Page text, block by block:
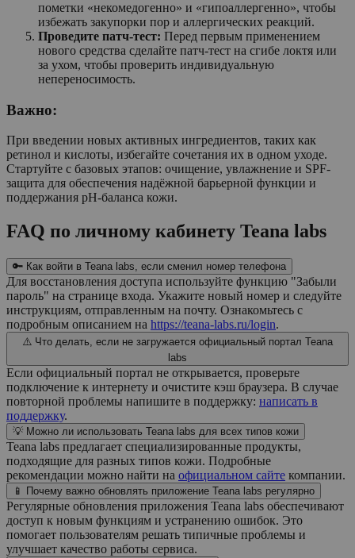
пометки «некомедогенно» и «гипоаллергенно», чтобы
избежать закупорки пор и аллергических реакций.
Проведите патч-тест: Перед первым применением
нового средства сделайте патч-тест на сгибе локтя или
за ухом, чтобы проверить индивидуальную
непереносимость.
Важно:
При введении новых активных ингредиентов, таких как
ретинол и кислоты, избегайте сочетания их в одном уходе.
Стартуйте с базовых этапов: очищение, увлажнение и SPF-
защита для обеспечения надёжной барьерной функции и
поддержания pH-баланса кожи.
FAQ по личному кабинету Teana labs
🔑 Как войти в Teana labs, если сменил номер телефона
Для восстановления доступа используйте функцию "Забыли
пароль" на странице входа. Укажите новый номер и следуйте
инструкциям, отправленным на почту. Ознакомьтесь с
подробным описанием на https://teana-labs.ru/login.
⚠️ Что делать, если не загружается официальный портал Teana
labs
Если официальный портал не открывается, проверьте
подключение к интернету и очистите кэш браузера. В случае
повторной проблемы напишите в поддержку: написать в
поддержку.
💡 Можно ли использовать Teana labs для всех типов кожи
Teana labs предлагает специализированные продукты,
подходящие для разных типов кожи. Подробные
рекомендации можно найти на официальном сайте компании.
📱 Почему важно обновлять приложение Teana labs регулярно
Регулярные обновления приложения Teana labs обеспечивают
доступ к новым функциям и устранению ошибок. Это
помогает пользователям решать типичные проблемы и
улучшает качество работы сервиса.